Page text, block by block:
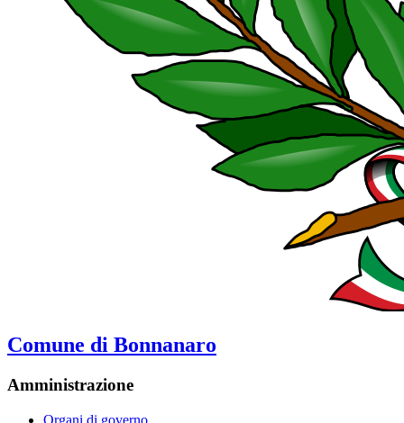
Comune di Bonnanaro
Amministrazione
Organi di governo